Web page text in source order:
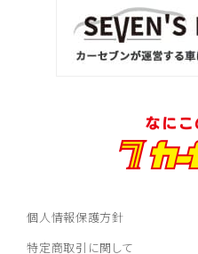
個人情報保護方針
特定商取引に関して